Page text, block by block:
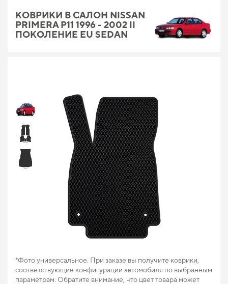
КОВРИКИ В САЛОН NISSAN
PRIMERA P11 1996 - 2002 II
ПОКОЛЕНИЕ EU SEDAN
*Фото универсальное. При заказе вы получите коврики,
соответствующие конфигурации автомобиля по выбранным
параметрам. Обратите внимание, что цвет товара может